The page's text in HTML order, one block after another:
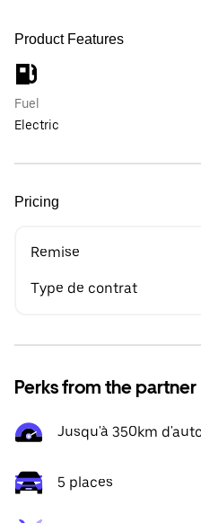
Product Features
Fuel
Electric
Pricing
Remise
Type de contrat
Perks from the partner
Jusqu'à 350km
5 places